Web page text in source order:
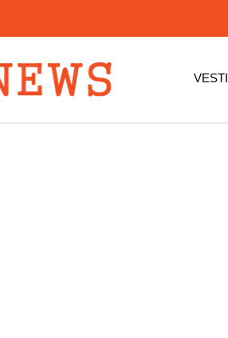
VESTI